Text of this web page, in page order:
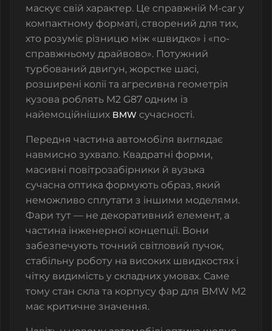
маскує свій характер. Це справжній M-car у
компактному форматі, створений для тих,
хто розуміє різницю між «швидко» і «по-
справжньому драйвово». Потужний
турбований двигун, жорстке шасі,
розширені колії та агресивна геометрія
кузова роблять M2 G87 одним із
найемоційніших BMW сучасності.
Передня частина автомобіля виглядає
навмисно зухвало. Квадратні форми,
масивні повітрозабірники й вузька
сучасна оптика формують образ, який
неможливо сплутати з іншими моделями.
Фари тут — не декоративний елемент, а
частина інженерної концепції. Вони
забезпечують точний світловий пучок,
стабільну роботу на високих швидкостях і
чітку видимість у складних умовах. Саме
тому стан скла та корпусу фар для BMW M2
має критичне значення.